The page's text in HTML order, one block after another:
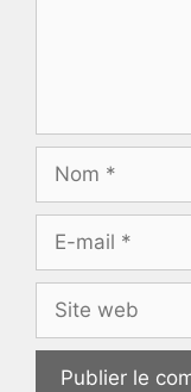
mail
web